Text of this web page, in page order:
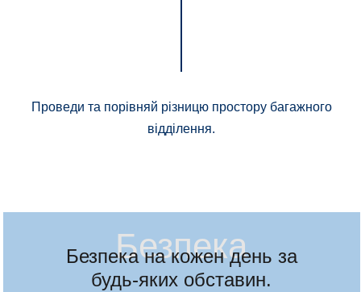
Проведи та порівняй різницю простору багажного
відділення.
Безпека
Безпека на кожен день за
будь-яких обставин.